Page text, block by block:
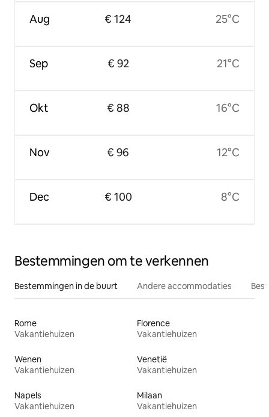
Aug
Sep
Okt
Nov
Dec
€ 124
€ 92
€ 88
€ 96
€ 100
25°C
21°C
16°C
12°C
8°C
Bestemmingen om te verkennen
Bestemmingen in de buurt Andere accommodaties
Rome
Vakantiehuizen
Florence
Vakantiehuizen
Wenen
Vakantiehuizen
Venetië
Vakantiehuizen
Napels
Vakantiehuizen
Milaan
Vakantiehuizen